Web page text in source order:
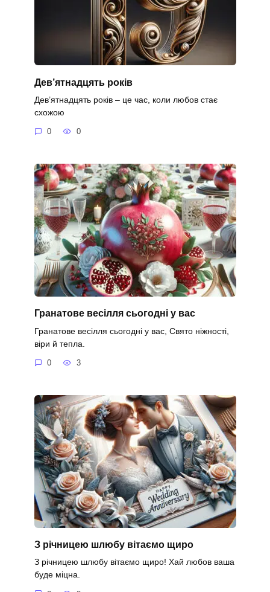
Дев’ятнадцять років
Дев’ятнадцять років – це час, коли любов стає
схожою
0 0
Гранатове весілля сьогодні у вас
Гранатове весілля сьогодні у вас, Свято ніжності,
віри й тепла.
0 3
З річницею шлюбу вітаємо щиро
З річницею шлюбу вітаємо щиро! Хай любов ваша
буде міцна.